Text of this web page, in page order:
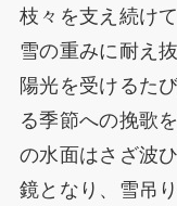
枝々を支え続け
雪の重みに耐え
陽光を受けるた
る季節への挽歌
の水面はさざ波
鏡となり、雪吊